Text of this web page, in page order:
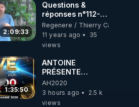
2:09:33
Questions &
réponses n°112-
www.regenere.org
Regenere / Thierry
11 years ago
35
views
1:35:50
ANTOINE
PRÉSENTE
AH2020 LE LIVE
20H ***DU
06/08/2026***
AH2020
3 hours ago
2.5 k
views